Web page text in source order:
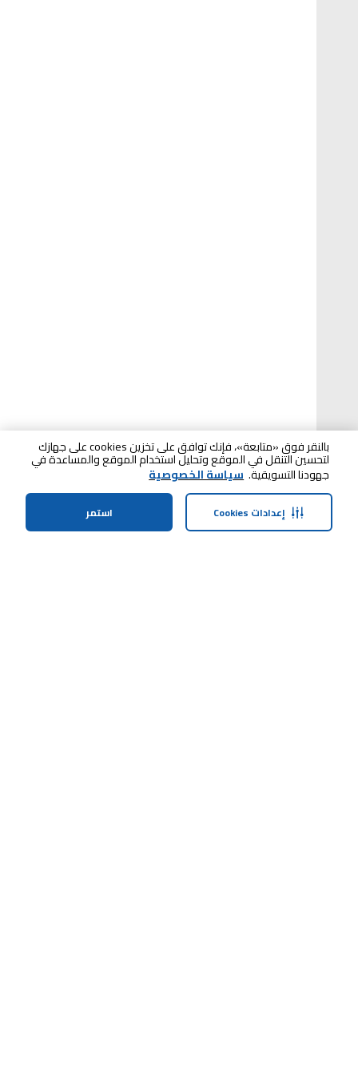
بالنقر فوق «متابعة»، فإنك توافق على تخزين cookies على جهازك
لتحسين التنقل في الموقع وتحليل استخدام الموقع والمساعدة في
جهودنا التسويقية. سياسة الخصوصية
استمر إعدادات Cookies
الرئيسية الفئات الملف الشخصي سلة التسوق